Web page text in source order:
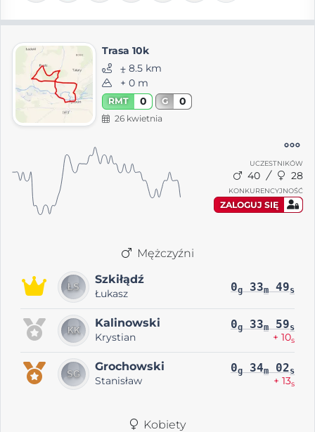
Trasa 10k
⨦ 8.5 km
+ 0 m
RMT 0 G 0
26 kwietnia
UCZESTNIKÓW
40 28
KONKURENCYJNOŚĆ
ZALOGUJ SIĘ
Mężczyźni
Szkiłądź
Łukasz 0g 33m 49s
Kalinowski
Krystian
0g 33m 59s
+ 10s
Grochowski
Stanisław
0g 34m 02s
+ 13s
Kobiety